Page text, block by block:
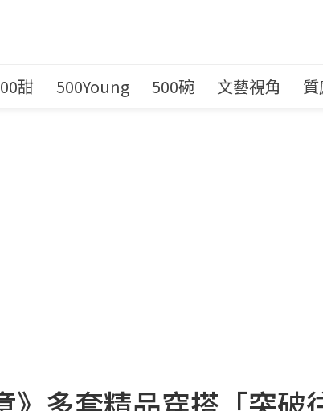
甜 500Young 500碗 文藝視角